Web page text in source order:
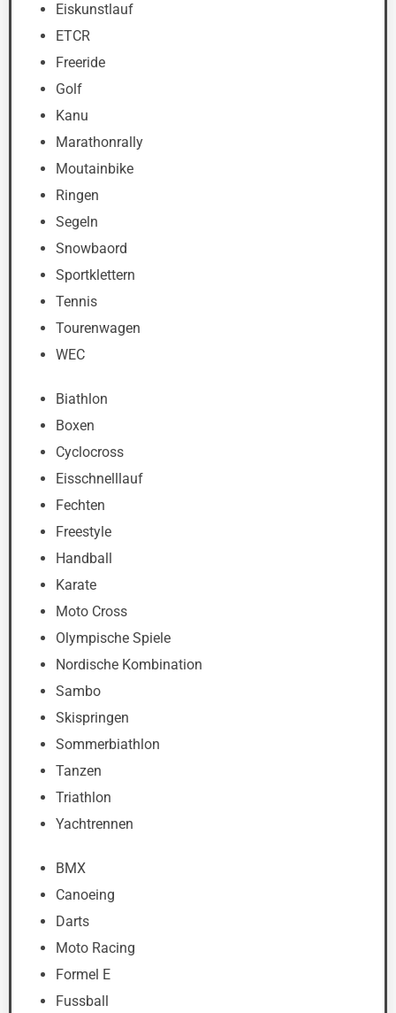
Eiskunstlauf
ETCR
Freeride
Golf
Kanu
Marathonrally
Moutainbike
Ringen
Segeln
Snowbaord
Sportklettern
Tennis
Tourenwagen
WEC
Biathlon
Boxen
Cyclocross
Eisschnelllauf
Fechten
Freestyle
Handball
Karate
Moto Cross
Olympische Spiele
Nordische Kombination
Sambo
Skispringen
Sommerbiathlon
Tanzen
Triathlon
Yachtrennen
BMX
Canoeing
Darts
Moto Racing
Formel E
Fussball